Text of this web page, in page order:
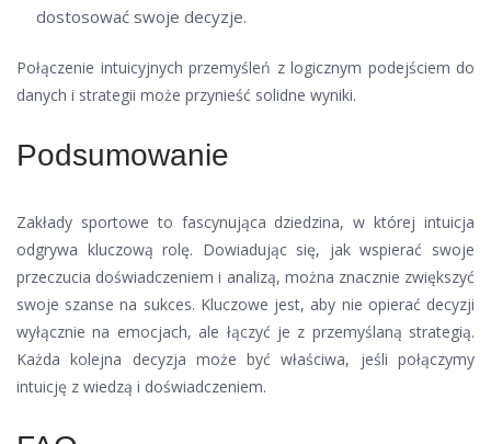
dostosować swoje decyzje.
Połączenie intuicyjnych przemyśleń z logicznym podejściem do
danych i strategii może przynieść solidne wyniki.
Podsumowanie
Zakłady sportowe to fascynująca dziedzina, w której intuicja
odgrywa kluczową rolę. Dowiadując się, jak wspierać swoje
przeczucia doświadczeniem i analizą, można znacznie zwiększyć
swoje szanse na sukces. Kluczowe jest, aby nie opierać decyzji
wyłącznie na emocjach, ale łączyć je z przemyślaną strategią.
Każda kolejna decyzja może być właściwa, jeśli połączymy
intuicję z wiedzą i doświadczeniem.